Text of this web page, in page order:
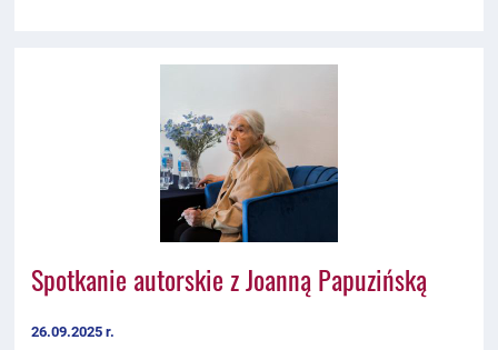
Spotkanie autorskie z Joanną Papuzińską
26.09.2025 r.